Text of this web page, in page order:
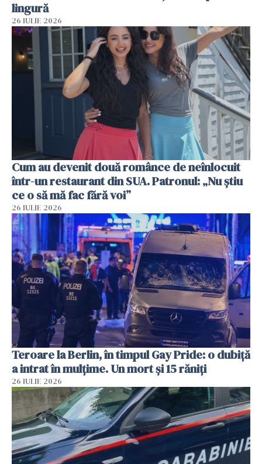
lingură
26 IULIE 2026
Cum au devenit două românce de neînlocuit
într-un restaurant din SUA. Patronul: „Nu știu
ce o să mă fac fără voi”
26 IULIE 2026
Teroare la Berlin, în timpul Gay Pride: o dubiță
a intrat în mulțime. Un mort și 15 răniți
26 IULIE 2026